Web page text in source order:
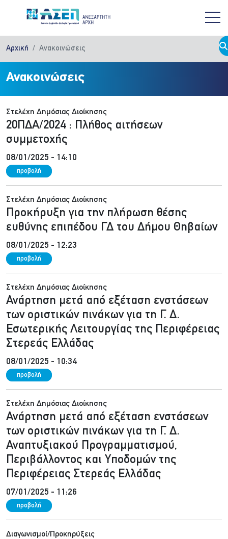
Αρχική Ανακοινώσεις
Ανακοινώσεις
Στελέχη Δημόσιας Διοίκησης
20ΠΔΑ/2024 : Πλήθος αιτήσεων
συμμετοχής
08/01/2025 - 14:10
προβολή
Στελέχη Δημόσιας Διοίκησης
Προκήρυξη για την πλήρωση θέσης
ευθύνης επιπέδου ΓΔ του Δήμου Θηβαίων
08/01/2025 - 12:23
προβολή
Στελέχη Δημόσιας Διοίκησης
Ανάρτηση μετά από εξέταση ενστάσεων
των οριστικών πινάκων για τη Γ. Δ.
Εσωτερικής Λειτουργίας της Περιφέρειας
Στερεάς Ελλάδας
08/01/2025 - 10:34
προβολή
Στελέχη Δημόσιας Διοίκησης
Ανάρτηση μετά από εξέταση ενστάσεων
των οριστικών πινάκων για τη Γ. Δ.
Αναπτυξιακού Προγραμματισμού,
Περιβάλλοντος και Υποδομών της
Περιφέρειας Στερεάς Ελλάδας
07/01/2025 - 11:26
προβολή
Διαγωνισμοί/Προκηρύξεις